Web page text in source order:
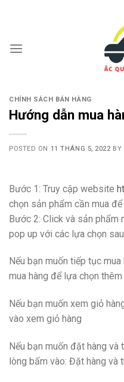
CHÍNH SÁCH BÁN HÀNG
Hướng dẫn mua
POSTED ON 11 THÁNG 5, 2022 BY
Bước 1: Truy cập website
chọn sản phẩm cần mua để
Bước 2: Click và sản phẩm
pop up với các lựa chọn sau
Nếu bạn muốn tiếp tục
mua hàng để lựa chọn
Nếu bạn muốn xem giỏ
vào xem giỏ hàng
Nếu bạn muốn đặt hàng và
lòng bấm vào: Đặt hàng và